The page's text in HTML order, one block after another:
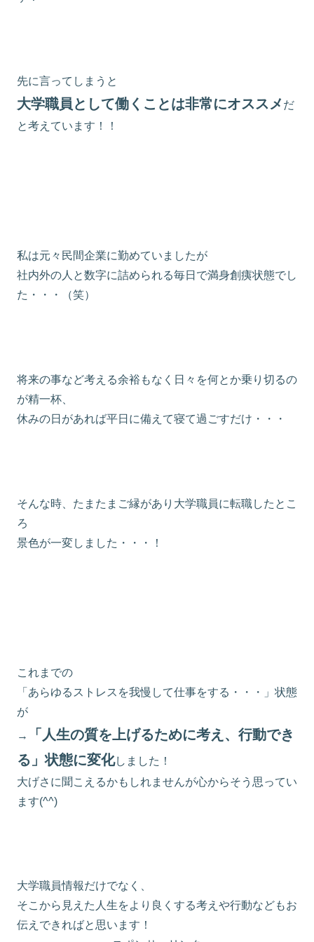
先に言ってしまうと
大学職員として働くことは非常にオススメ だ
と考えています！！
私は元々民間企業に勤めていましたが
社内外の人と数字に詰められる毎日で満身創痍状態でし
た・・・（笑）
将来の事など考える余裕もなく日々を何とか乗り切るの
が精一杯、
休みの日があれば平日に備えて寝て過ごすだけ・・・
そんな時、たまたまご縁があり大学職員に転職したとこ
ろ
景色が一変しました・・・！
これまでの
「あらゆるストレスを我慢して仕事をする・・・」状態
が
→
「人生の質を上げるために考え、行動でき
る」状態に変化しました！
大げさに聞こえるかもしれませんが心からそう思ってい
ます(^^)
大学職員情報だけでなく、
そこから見えた人生をより良くする考えや行動などもお
伝えできればと思います！